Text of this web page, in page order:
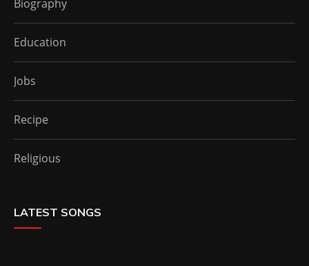
Biography
Education
Jobs
Recipe
Religious
LATEST SONGS